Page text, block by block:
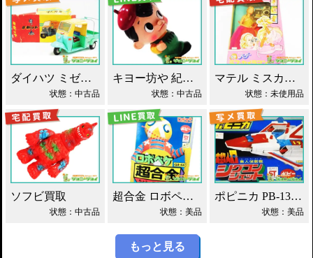
ダイハツ ミゼット ブリキ マスダヤ買取！
状態：中古品
キヨー坊や 紀陽銀行 店頭用 貯金箱 ソフビ買取！
状態：中古品
マテル ミスカメラマン バービー人形 買取！
状態：未使用品
ソフビ買取
状態：中古品
超合金 ロボペケ GA-44 がんばれ!!ロボコン 買取！
状態：美品
ポピニカ PB-13 シグコンジェット 買取！
状態：美品
もっと見る